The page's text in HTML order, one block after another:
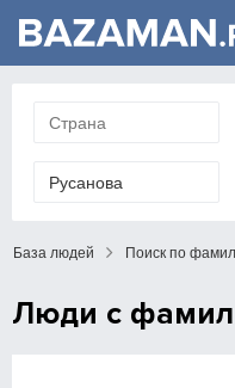
База людей Поиск по
Люди с